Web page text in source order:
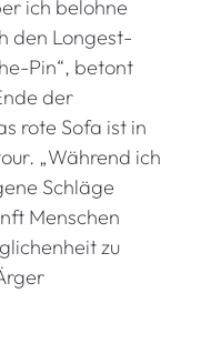
ich belohne
den Longest-
Pin“, betont
der
rote Sofa ist in
„Während ich
Schläge
Menschen
zu